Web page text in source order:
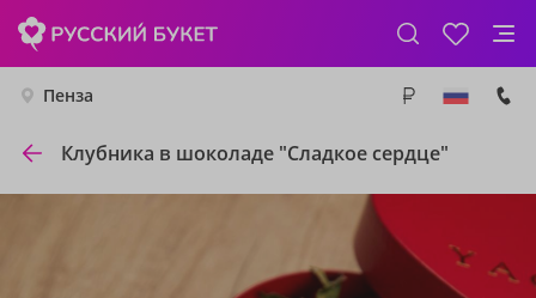
Пенза
Клубника в шоколаде "Сладкое сердце"